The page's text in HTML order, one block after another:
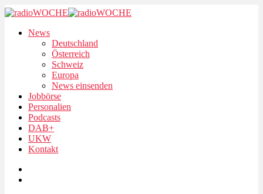
News
Deutschland
Österreich
Schweiz
Europa
News einsenden
Jobbörse
Personalien
Podcasts
DAB+
UKW
Kontakt